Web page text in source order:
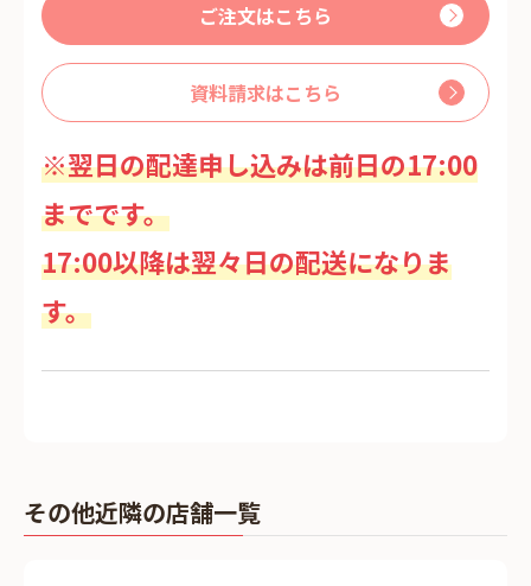
ご注文はこちら
資料請求はこちら
※翌日の配達申し込みは前日の17:00
までです。
17:00以降は翌々日の配送になりま
す。
その他近隣の店舗一覧